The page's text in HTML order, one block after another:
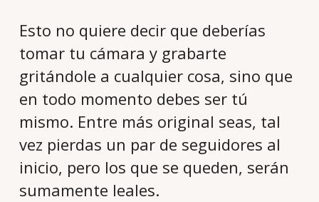
Esto no quiere decir que deberías
tomar tu cámara y grabarte
gritándole a cualquier cosa, sino que
en todo momento debes ser tú
mismo. Entre más original seas, tal
vez pierdas un par de seguidores al
inicio, pero los que se queden, serán
sumamente leales.